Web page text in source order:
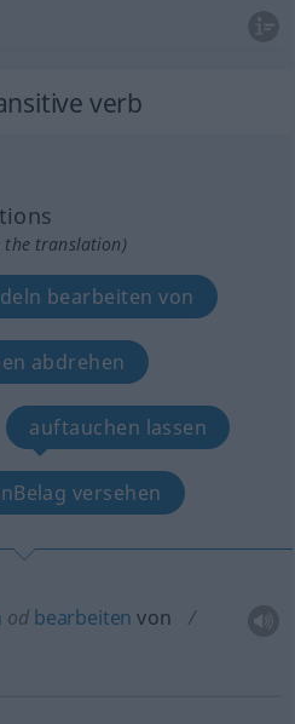
verb
the translation)
bearbeiten von
abdrehen
auftauchen lassen
versehen
od bearbeiten von